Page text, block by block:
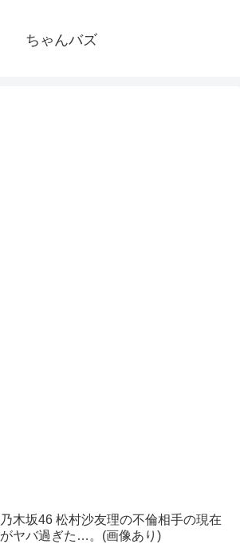
ちゃんバズ
乃木坂46 松村沙友理の不倫相手の現在
がヤバ過ぎた…。(画像あり)